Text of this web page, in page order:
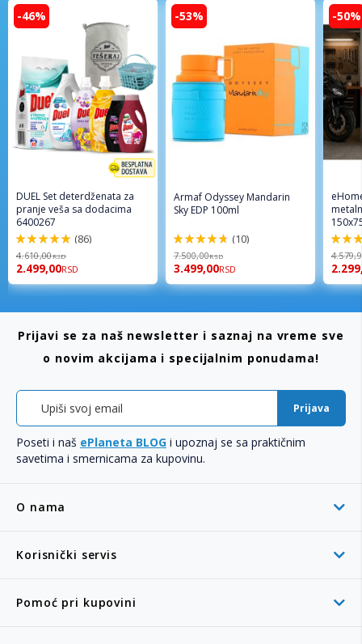
-46%
DUEL Set deterdženata za
pranje veša sa dodacima
6400267
98%
(86)
4.610,00RSD
2.499,00RSD
-53%
Armaf Odyssey Mandarin
Sky EDP 100ml
94%
(10)
7.500,00RSD
3.499,00RSD
-50%
96%
O nama
Korisnički servis
Pomoć pri kupovini
Prijavi se za naš newsletter i saznaj na vreme sve
o novim akcijama i specijalnim ponudama!
Prijava
Poseti i naš ePlaneta BLOG i upoznaj se sa praktičnim
savetima i smernicama za kupovinu.